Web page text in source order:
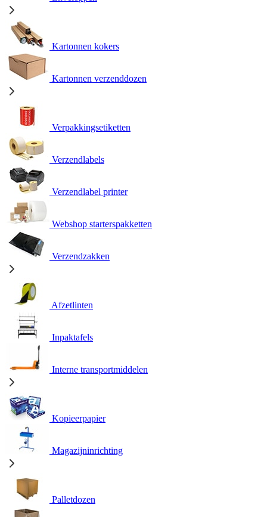
Kartonnen kokers
Kartonnen verzenddozen
Verpakkingsetiketten
Verzendlabels
Verzendlabel printer
Webshop starterspakketten
Verzendzakken
Afzetlinten
Inpaktafels
Interne transportmiddelen
Kopieerpapier
Magazijninrichting
Palletdozen